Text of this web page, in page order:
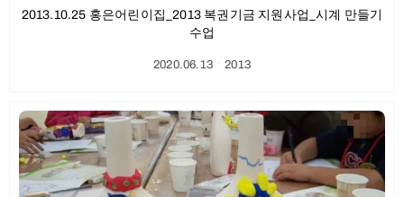
2013.10.25 홍은어린이집_2013 복권기금 지원사업_시계 만들기
수업
2020.06.13ㆍ2013